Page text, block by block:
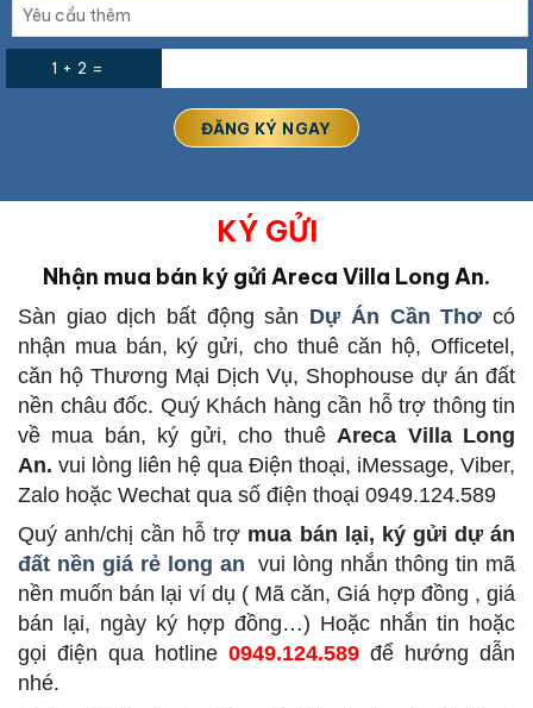
1 + 2 =
KÝ GỬI
Nhận mua bán ký gửi Areca Villa Long An.
Sàn giao dịch bất động sản Dự Án Cần Thơ có
nhận mua bán, ký gửi, cho thuê căn hộ, Officetel,
căn hộ Thương Mại Dịch Vụ, Shophouse dự án đất
nền châu đốc. Quý Khách hàng cần hỗ trợ thông tin
về mua bán, ký gửi, cho thuê Areca Villa Long
An. vui lòng liên hệ qua Điện thoại, iMessage, Viber,
Zalo hoặc Wechat qua số điện thoại 0949.124.589
Quý anh/chị cần hỗ trợ mua bán lại, ký gửi dự án
đất nền giá rẻ long an vui lòng nhắn thông tin mã
nền muốn bán lại ví dụ ( Mã căn, Giá hợp đồng , giá
bán lại, ngày ký hợp đồng…) Hoặc nhắn tin hoặc
gọi điện qua hotline 0949.124.589 để hướng dẫn
nhé.